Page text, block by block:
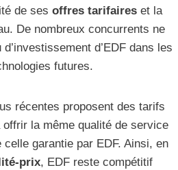
de ses offres tarifaires et la
De nombreux concurrents ne
d’EDF dans les
futures.
récentes proposent des tarifs
la même qualité de service
garantie par EDF. Ainsi, en
prix, EDF reste compétitif